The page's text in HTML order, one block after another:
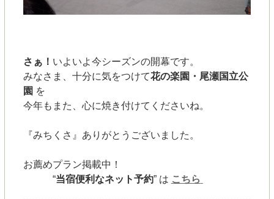
さぁ！ いよいよ今シーズンの開幕です。
みなさま、十分に気をつけて花の楽園・尾瀬国立公
園 を
今年もまた、心に焼き付けてくださいね。
『みちくさ』ありがとうございました。
お薦めプラン掲載中！
“当宿便利なネット予約”は こちら